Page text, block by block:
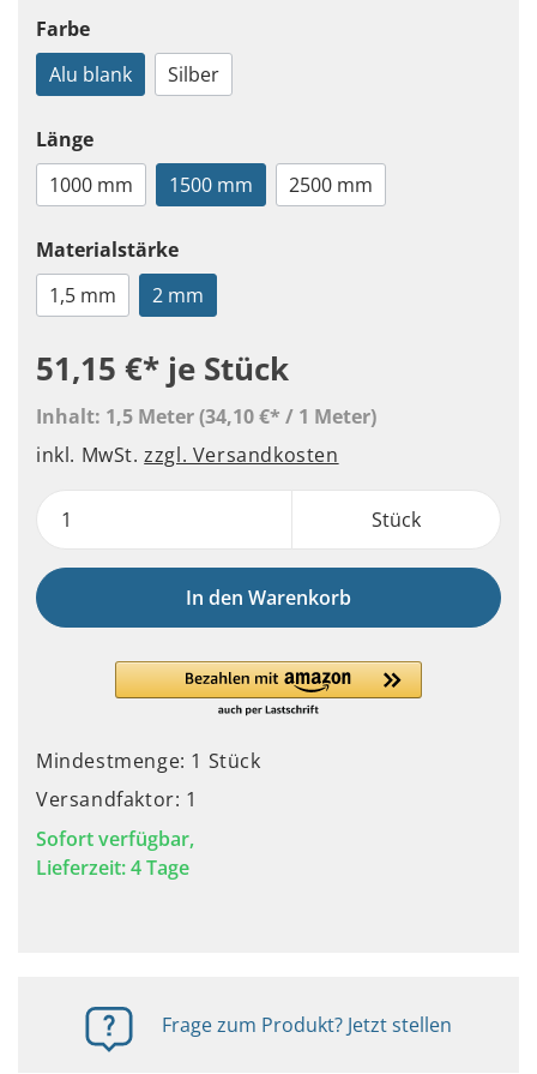
Farbe
Alu blank
Silber
Länge
1000 mm
1500 mm 2500 mm
Materialstärke
1,5 mm
2 mm
51,15 €* je Stück
Inhalt: 1,5 Meter(34,10 €* / 1 Meter)
inkl. MwSt.zzgl. Versandkosten
Stück
In den Warenkorb
Mindestmenge: 1 Stück
Versandfaktor: 1
Sofort verfügbar,
Lieferzeit: 4 Tage
Frage zum Produkt? Jetzt stellen